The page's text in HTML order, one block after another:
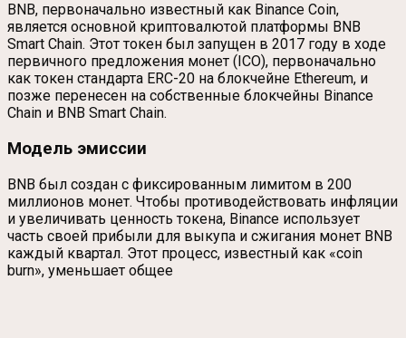
BNB, первоначально известный как Binance Coin,
является основной криптовалютой платформы BNB
Smart Chain. Этот токен был запущен в 2017 году в ходе
первичного предложения монет (ICO), первоначально
как токен стандарта ERC-20 на блокчейне Ethereum, и
позже перенесен на собственные блокчейны Binance
Chain и BNB Smart Chain.
Модель эмиссии
BNB был создан с фиксированным лимитом в 200
миллионов монет. Чтобы противодействовать инфляции
и увеличивать ценность токена, Binance использует
часть своей прибыли для выкупа и сжигания монет BNB
каждый квартал. Этот процесс, известный как «coin
burn», уменьшает общее